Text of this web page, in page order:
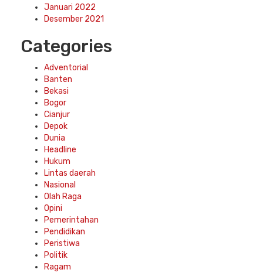
Januari 2022
Desember 2021
Categories
Adventorial
Banten
Bekasi
Bogor
Cianjur
Depok
Dunia
Headline
Hukum
Lintas daerah
Nasional
Olah Raga
Opini
Pemerintahan
Pendidikan
Peristiwa
Politik
Ragam